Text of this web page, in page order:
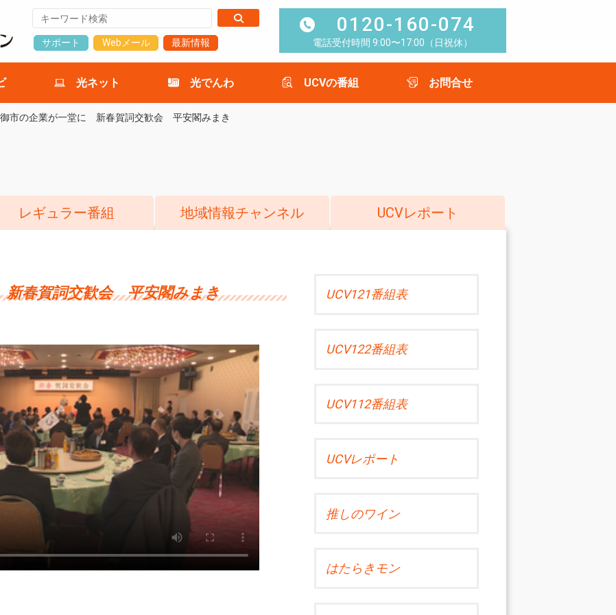
サポート Webメール 最新情報
0120-160-074
電話受付時間 9:00〜17:00（日祝休）
光ネット 光でんわ UCVの番組 お問合せ
市の企業が一堂に 新春賀詞交歓会 平安閣みまき
レギュラー番組 地域情報チャンネル UCVレポート
春賀詞交歓会 平安閣みまき UCV121番組表
UCV122番組表
UCV112番組表
UCVレポート
推しのワイン
はたらきモン